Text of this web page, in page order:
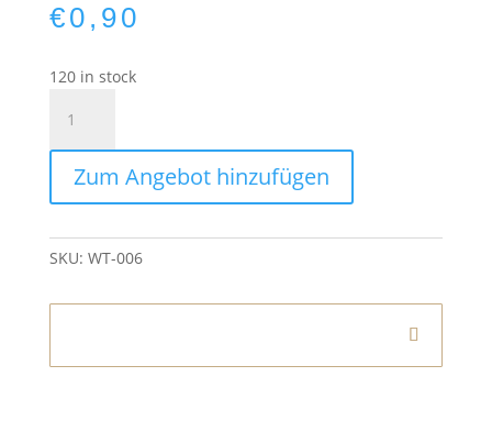
€0,90
120 in stock
Glas
rosa-
gold
quantity
Zum Angebot hinzufügen
SKU: WT-006